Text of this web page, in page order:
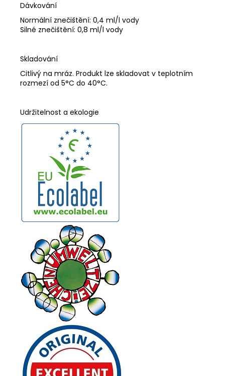
Dávkování
Normální znečištění: 0,4 ml/l vody
Silné znečištění: 0,8 ml/l vody
Skladování
Citlivý na mráz. Produkt lze skladovat v teplotním
rozmezí od 5°C do 40°C.
Udržitelnost a ekologie